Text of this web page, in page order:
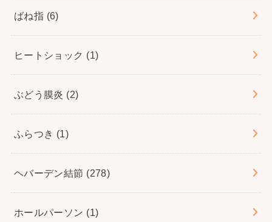
ばね指 (6)
ヒートショック (1)
ぶどう膜炎 (2)
ふらつき (1)
ヘバーデン結節 (278)
ホールパーソン (1)